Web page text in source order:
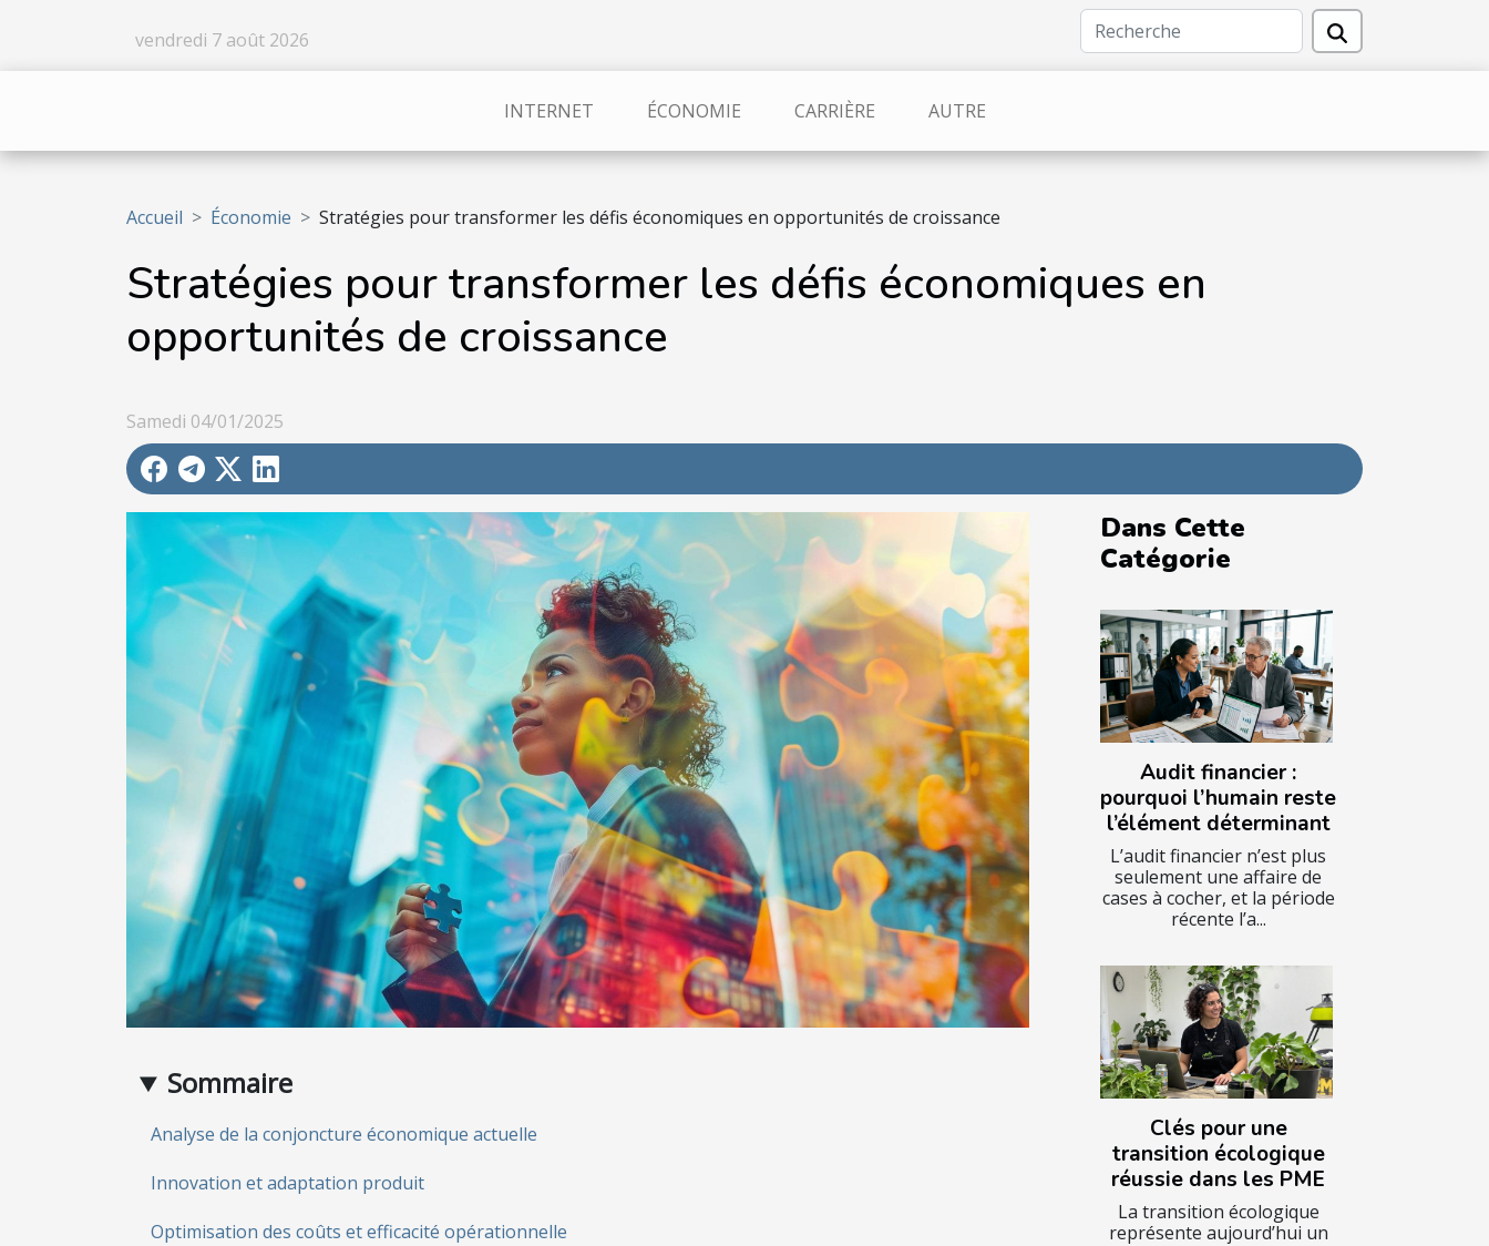
vendredi 7 août 2026
INTERNET ÉCONOMIE CARRIÈRE AUTRE
Accueil Économie Stratégies pour transformer les défis économiques en opportunités de croissance
Stratégies pour transformer les défis économiques en
opportunités de croissance
Samedi 04/01/2025
Sommaire
Analyse de la conjoncture économique actuelle
Innovation et adaptation produit
Optimisation des coûts et efficacité opérationnelle
Dans Cette
Catégorie
Audit financier :
pourquoi l’humain reste
l’élément déterminant
L’audit financier n’est plus
seulement une affaire de
cases à cocher, et la période
récente l’a...
Clés pour une
transition écologique
réussie dans les PME
La transition écologique
représente aujourd’hui un